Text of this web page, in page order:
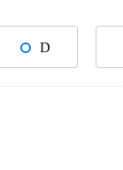
D